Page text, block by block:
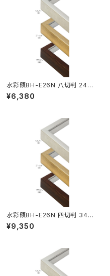
水彩額BH-E26N 八切判 241×
302ミリ
¥6,380
水彩額BH-E26N 四切判 347
×423ミリ
¥9,350